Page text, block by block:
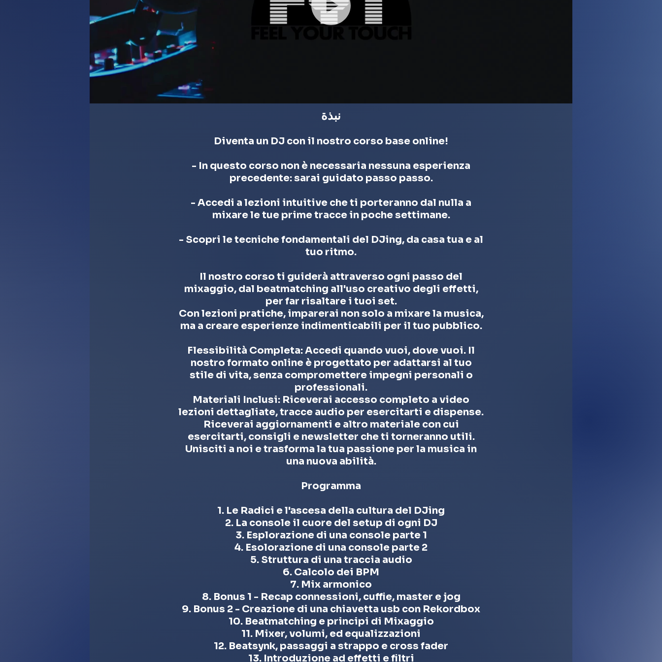
نبذة
Diventa un DJ con il nostro corso base online!
- In questo corso non è necessaria nessuna esperienza
precedente: sarai guidato passo passo.
- Accedi a lezioni intuitive che ti porteranno dal nulla a
mixare le tue prime tracce in poche settimane.
- Scopri le tecniche fondamentali del DJing, da casa tua e al
tuo ritmo.
Il nostro corso ti guiderà attraverso ogni passo del
mixaggio, dal beatmatching all'uso creativo degli effetti,
per far risaltare i tuoi set.
Con lezioni pratiche, imparerai non solo a mixare la musica,
ma a creare esperienze indimenticabili per il tuo pubblico.
Flessibilità Completa: Accedi quando vuoi, dove vuoi. Il
nostro formato online è progettato per adattarsi al tuo
stile di vita, senza compromettere impegni personali o
professionali.
Materiali Inclusi: Riceverai accesso completo a video
lezioni dettagliate, tracce audio per esercitarti e dispense.
Riceverai aggiornamenti e altro materiale con cui
esercitarti, consigli e newsletter che ti torneranno utili.
Unisciti a noi e trasforma la tua passione per la musica in
una nuova abilità.
Programma
1. Le Radici e l'ascesa della cultura del DJing
2. La console il cuore del setup di ogni DJ
3. Esplorazione di una console parte 1
4. Esolorazione di una console parte 2
5. Struttura di una traccia audio
6. Calcolo dei BPM
7. Mix armonico
8. Bonus 1 - Recap connessioni, cuffie, master e jog
9. Bonus 2 - Creazione di una chiavetta usb con Rekordbox
10. Beatmatching e principi di Mixaggio
11. Mixer, volumi, ed equalizzazioni
12. Beatsynk, passaggi a strappo e cross fader
13. Introduzione ad effetti e filtri